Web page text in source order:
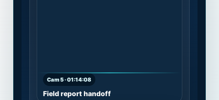
Cam 5 · 01:14:08
Field report handoff